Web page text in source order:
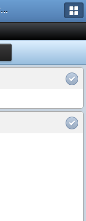
Форум для студента СГА